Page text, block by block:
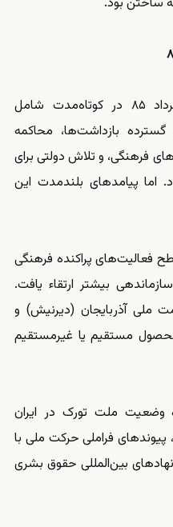
پیامدهای مستقیم اعتراضات خرداد ۸۵ در کوتاه‌مدت شامل
بازداشت‌ها، محاکمه
فرهنگی، و تلاش دولتی برای
اما پیامدهای بلندمدت این
فعالیت‌های پراکنده فرهنگی
بیشتر ارتقاء یافت.
ملی آذربایجان (دیرنیش) و
مستقیم یا غیرمستقیم
وضعیت ملت تورک در ایران
فراملی حرکت ملی با
نهادهای بین‌المللی حقوق بشری